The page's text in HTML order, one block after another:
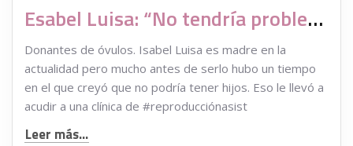
Esabel Luisa: “No tendría problemas en saber cómo son los niños que nacieron gracias a mis óvulos y qué vida llevan”
Donantes de óvulos. Isabel Luisa es madre en la
actualidad pero mucho antes de serlo hubo un tiempo
en el que creyó que no podría tener hijos. Eso le llevó a
acudir a una clínica de #reproducciónasist
Leer más...